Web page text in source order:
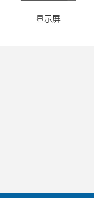
显示屏